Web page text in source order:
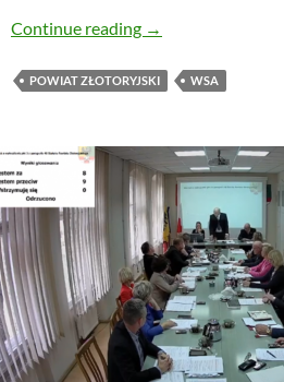
Continue reading Sprawy z powiatu
→
POWIAT ZŁOTORYJSKI WSA